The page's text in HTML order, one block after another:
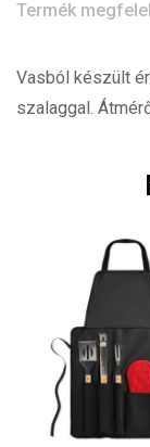
Termék
Vasból készült
szalaggal.